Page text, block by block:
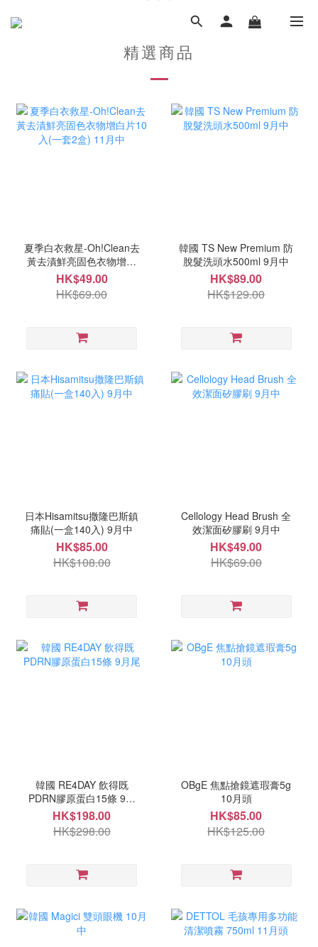
精選商品
夏季白衣救星-Oh!Clean去
黃去漬鮮亮固色衣物增白
片10入(一套2盒) 11月中
HK$49.00
HK$69.00
韓國 TS New Premium 防
脫髮洗頭水500ml 9月中
HK$89.00
HK$129.00
日本Hisamitsu撒隆巴斯鎮
痛貼(一盒140入) 9月中
HK$85.00
HK$108.00
Cellology Head Brush 全
效潔面矽膠刷 9月中
HK$49.00
HK$69.00
韓國 RE4DAY 飲得既
PDRN膠原蛋白15條 9月
尾
HK$198.00
HK$298.00
OBgE 焦點搶鏡遮瑕膏5g
10月頭
HK$85.00
HK$125.00